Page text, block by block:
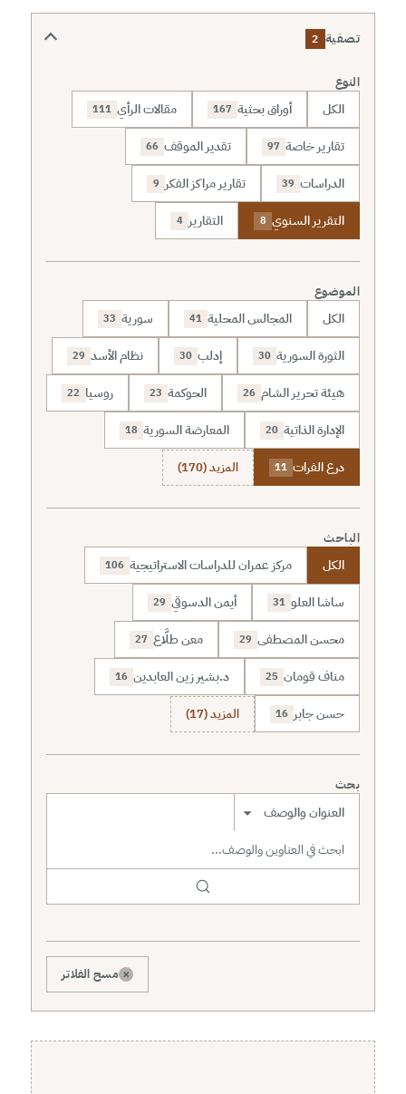
تصفية 2
النوع
الكل أوراق بحثية 167 مقالات الرأي 111
تقارير خاصة 97 تقدير الموقف 66
الدراسات 39 تقارير مراكز الفكر 9
التقرير السنوي 8 التقارير 4
الموضوع
الكل المجالس المحلية 41 سورية 33
الثورة السورية 30 إدلب 30 نظام الأسد 29
هيئة تحرير الشام 26 الحوكمة 23 روسيا 22
الإدارة الذاتية 20 المعارضة السورية 18
درع الفرات 11 المزيد (170)
الباحث
الكل مركز عمران للدراسات الاستراتيجية 106
ساشا العلو 31 أيمن الدسوقي 29
محسن المصطفى 29 معن طلَّاع 27
مناف قومان 25 د.بشير زين العابدين 16
حسن جابر 16 المزيد (17)
بحث
نطاق البحث
× مسح الفلاتر